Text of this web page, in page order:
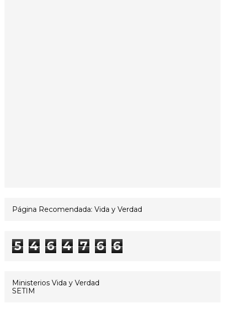
Página Recomendada: Vida y Verdad
5 4 6 4 7 6 6
Ministerios Vida y Verdad
SETIM